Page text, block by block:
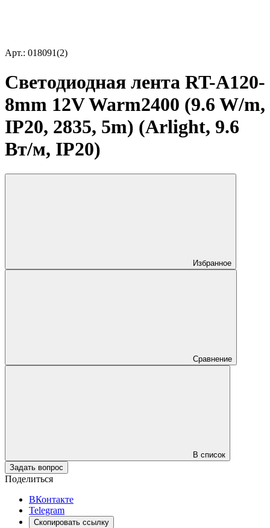
Арт.: 018091(2)
Светодиодная лента RT-A120-
8mm 12V Warm2400 (9.6 W/m,
IP20, 2835, 5m) (Arlight, 9.6
Вт/м, IP20)
Избранное
Сравнение
В список
Задать вопрос
Поделиться
ВКонтакте
Telegram
Скопировать ссылку